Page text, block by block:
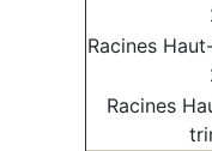
Racines
Racines